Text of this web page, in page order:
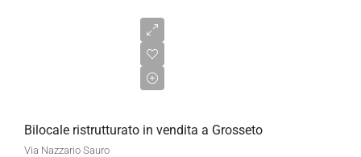
Bilocale ristrutturato in vendita a Grosseto
Via Nazzario Sauro